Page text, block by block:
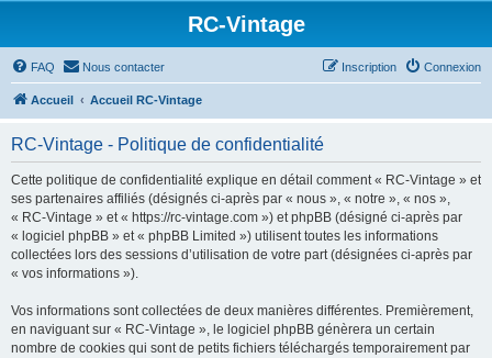
RC-Vintage
FAQ Nous contacter Connexion
Inscription
Accueil Accueil RC-Vintage
RC-Vintage - Politique de confidentialité
Cette politique de confidentialité explique en détail comment « RC-Vintage » et
ses partenaires affiliés (désignés ci-après par « nous », « notre », « nos »,
« RC-Vintage » et « https://rc-vintage.com ») et phpBB (désigné ci-après par
« logiciel phpBB » et « phpBB Limited ») utilisent toutes les informations
collectées lors des sessions d’utilisation de votre part (désignées ci-après par
« vos informations »).
Vos informations sont collectées de deux manières différentes. Premièrement,
en naviguant sur « RC-Vintage », le logiciel phpBB génèrera un certain
nombre de cookies qui sont de petits fichiers téléchargés temporairement par